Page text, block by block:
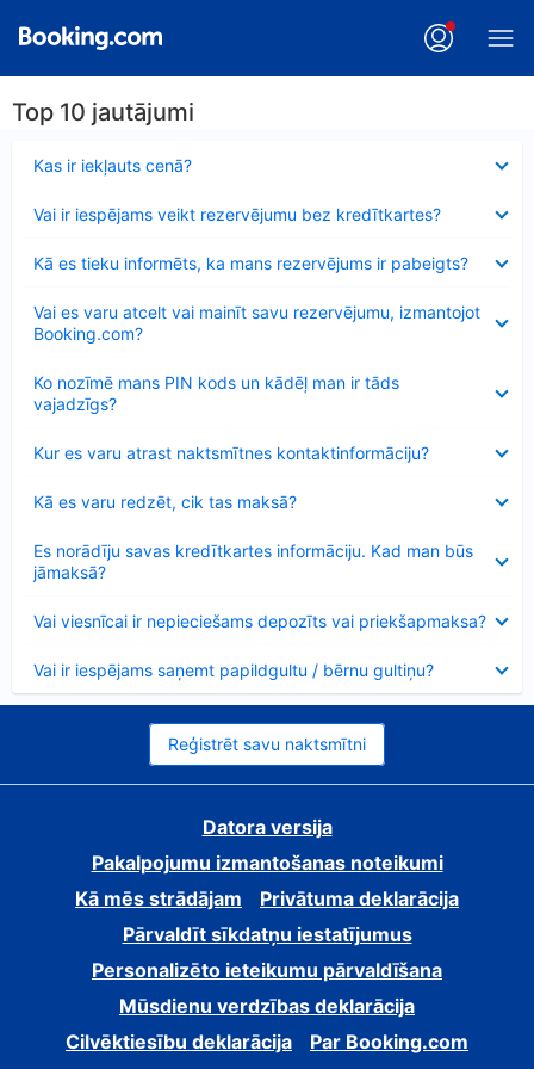
Top 10 jautājumi
Kas ir iekļauts cenā?
Vai ir iespējams veikt rezervējumu bez kredītkartes?
Kā es tieku informēts, ka mans rezervējums ir pabeigts?
Vai es varu atcelt vai mainīt savu rezervējumu, izmantojot
Booking.com?
Ko nozīmē mans PIN kods un kādēļ man ir tāds
vajadzīgs?
Kur es varu atrast naktsmītnes kontaktinformāciju?
Kā es varu redzēt, cik tas maksā?
Es norādīju savas kredītkartes informāciju. Kad man būs
jāmaksā?
Vai viesnīcai ir nepieciešams depozīts vai priekšapmaksa?
Vai ir iespējams saņemt papildgultu / bērnu gultiņu?
Reģistrēt savu naktsmītni
Datora versija
Pakalpojumu izmantošanas noteikumi
Kā mēs strādājam
Privātuma deklarācija
Pārvaldīt sīkdatņu iestatījumus
Personalizēto ieteikumu pārvaldīšana
Mūsdienu verdzības deklarācija
Cilvēktiesību deklarācija
Par Booking.com